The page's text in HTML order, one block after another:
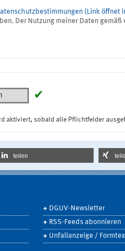
(Link öffnet
Der Nutzung meiner Daten
✔
aktiviert, sobald alle Pflichtfelder
teilen
DGUV-Newsletter
RSS-Feeds abonnieren
Unfallanzeige /